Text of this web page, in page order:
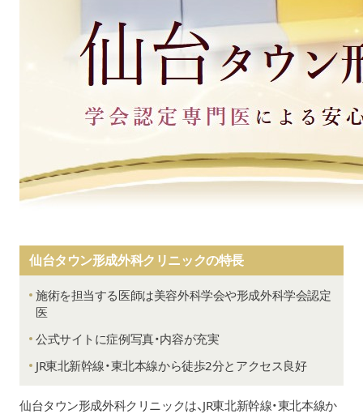
仙台タウン形成外科クリニックの特長
施術を担当する医師は美容外科学会や形成外科学会認定
医
公式サイトに症例写真・内容が充実
JR東北新幹線・東北本線から徒歩2分とアクセス良好
仙台タウン形成外科クリニックは、JR東北新幹線・東北本線か